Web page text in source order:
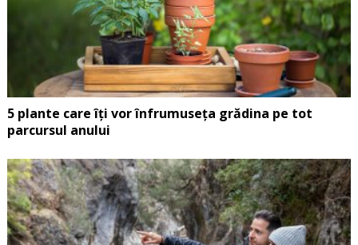
5 plante care îți vor înfrumuseța grădina pe tot
parcursul anului